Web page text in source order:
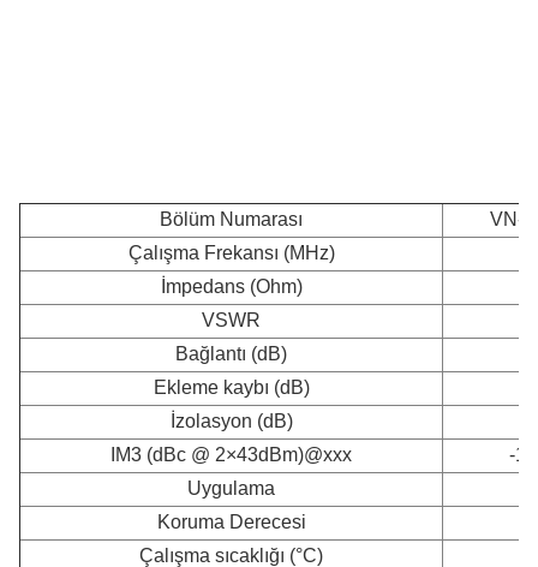
Bölüm Numarası
VN-
Çalışma Frekansı (MHz)
İmpedans (Ohm)
VSWR
Bağlantı (dB)
Ekleme kaybı (dB)
İzolasyon (dB)
IM3 (dBc @ 2×43dBm)@xxx
-
Uygulama
Koruma Derecesi
Çalışma sıcaklığı (°C)